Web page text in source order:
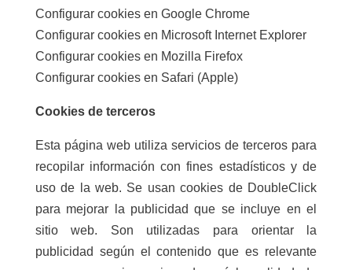
Configurar cookies en Google Chrome
Configurar cookies en Microsoft Internet Explorer
Configurar cookies en Mozilla Firefox
Configurar cookies en Safari (Apple)
Cookies de terceros
Esta página web utiliza servicios de terceros para
recopilar información con fines estadísticos y de
uso de la web. Se usan cookies de DoubleClick
para mejorar la publicidad que se incluye en el
sitio web. Son utilizadas para orientar la
publicidad según el contenido que es relevante